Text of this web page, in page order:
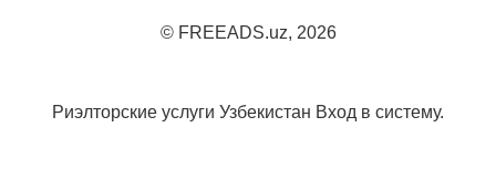
© FREEADS.uz, 2026
Риэлторские услуги Узбекистан Вход в систему.